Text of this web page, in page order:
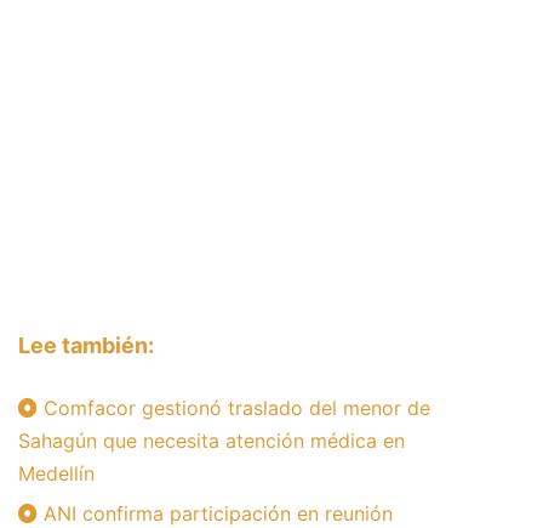
Lee también:
Comfacor gestionó traslado del menor de
Sahagún que necesita atención médica en
Medellín
ANI confirma participación en reunión